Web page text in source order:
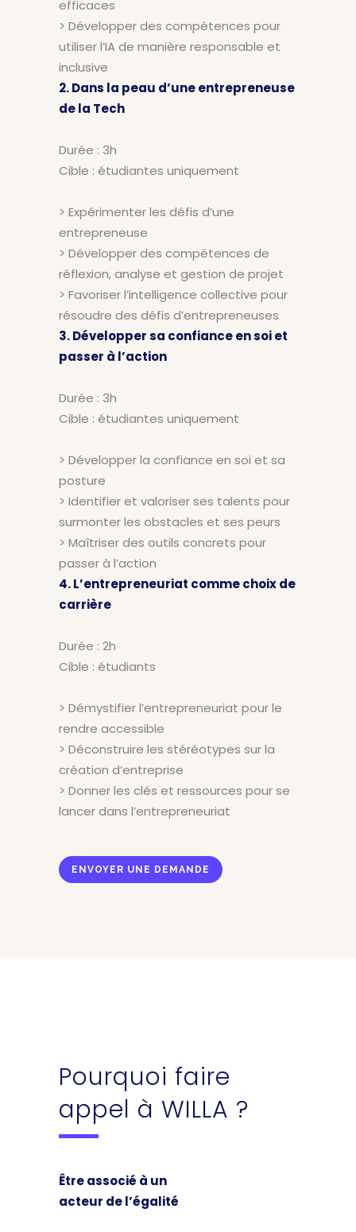
efficaces
> Développer des compétences pour
utiliser l’IA de manière responsable et
inclusive
2. Dans la peau d’une entrepreneuse
de la Tech
Durée : 3h
Cible : étudiantes uniquement
> Expérimenter les défis d’une
entrepreneuse
> Développer des compétences de
réflexion, analyse et gestion de projet
> Favoriser l’intelligence collective pour
résoudre des défis d’entrepreneuses
3. Développer sa confiance en soi et
passer à l’action
Durée : 3h
Cible : étudiantes uniquement
> Développer la confiance en soi et sa
posture
> Identifier et valoriser ses talents pour
surmonter les obstacles et ses peurs
> Maîtriser des outils concrets pour
passer à l’action
4. L’entrepreneuriat comme choix de
carrière
Durée : 2h
Cible : étudiants
> Démystifier l’entrepreneuriat pour le
rendre accessible
> Déconstruire les stéréotypes sur la
création d’entreprise
> Donner les clés et ressources pour se
lancer dans l’entrepreneuriat
ENVOYER UNE DEMANDE
Pourquoi faire
appel à WILLA ?
Être associé à un
acteur de l’égalité